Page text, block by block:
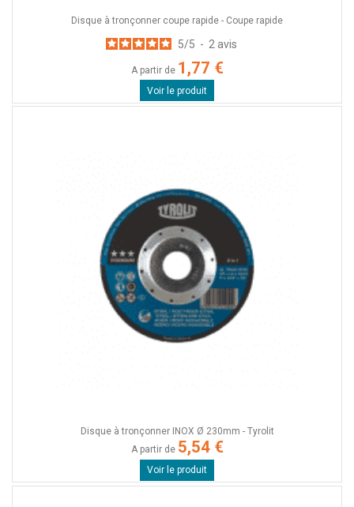
Disque à tronçonner coupe rapide - Coupe rapide
5/5 - 2 avis
A partir de 1,77 €
Voir le produit
Disque à tronçonner INOX Ø 230mm - Tyrolit
A partir de 5,54 €
Voir le produit